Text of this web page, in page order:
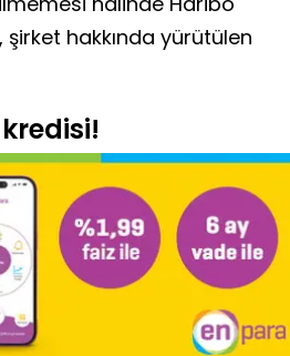
hakkında yürütülen